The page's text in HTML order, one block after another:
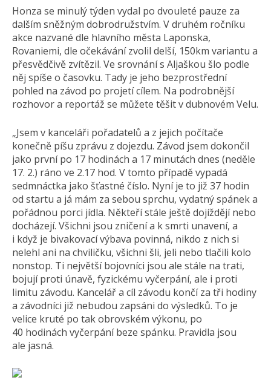
Honza se minulý týden vydal po dvouleté pauze za
dalším sněžným dobrodružstvím. V druhém ročníku
akce nazvané dle hlavního města Laponska,
Rovaniemi, dle očekávání zvolil delší, 150km variantu a
přesvědčivě zvítězil. Ve srovnání s Aljaškou šlo podle
něj spíše o časovku. Tady je jeho bezprostřední
pohled na závod po projetí cílem. Na podrobnější
rozhovor a reportáž se můžete těšit v dubnovém Velu.
„Jsem v kanceláři pořadatelů a z jejich počítače
konečně píšu zprávu z dojezdu. Závod jsem dokončil
jako první po 17 hodinách a 17 minutách dnes (neděle
17. 2.) ráno ve 2.17 hod. V tomto případě vypadá
sedmnáctka jako šťastné číslo. Nyní je to již 37 hodin
od startu a já mám za sebou sprchu, vydatný spánek a
pořádnou porci jídla. Někteří stále ještě dojíždějí nebo
docházejí. Všichni jsou zničení a k smrti unavení, a
i když je bivakovací výbava povinná, nikdo z nich si
nelehl ani na chviličku, všichni šli, jeli nebo tlačili kolo
nonstop. Ti největší bojovníci jsou ale stále na trati,
bojují proti únavě, fyzickému vyčerpání, ale i proti
limitu závodu. Kancelář a cíl závodu končí za tři hodiny
a závodníci již nebudou zapsáni do výsledků. To je
velice kruté po tak obrovském výkonu, po
40 hodinách vyčerpání beze spánku. Pravidla jsou
ale jasná.